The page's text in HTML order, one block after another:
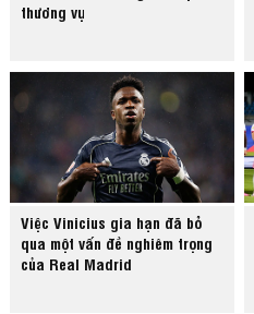
thương vụ
Việc Vinicius gia hạn đã bỏ
qua một vấn đề nghiêm trọng
của Real Madrid